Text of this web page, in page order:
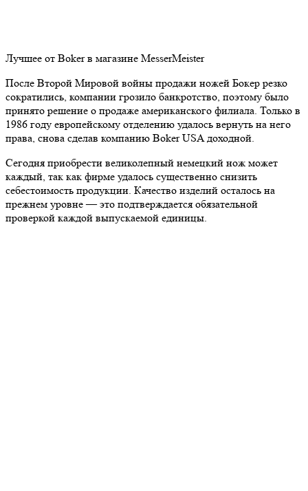
Лучшее от Boker в магазине MesserMeister
После Второй Мировой войны продажи ножей Бокер резко
сократились, компании грозило банкротство, поэтому было
принято решение о продаже американского филиала. Только в
1986 году европейскому отделению удалось вернуть на него
права, снова сделав компанию Boker USA доходной.
Сегодня приобрести великолепный немецкий нож может
каждый, так как фирме удалось существенно снизить
себестоимость продукции. Качество изделий осталось на
прежнем уровне — это подтверждается обязательной
проверкой каждой выпускаемой единицы.